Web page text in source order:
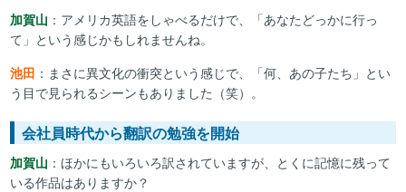
加賀山 ：アメリカ英語をしゃべるだけで、「あなたどっかに行っ
て」という感じかもしれませんね。
池田 ：まさに異文化の衝突という感じで、「何、あの子たち」とい
う目で見られるシーンもありました（笑）。
会社員時代から翻訳の勉強を開始
加賀山 ：ほかにもいろいろ訳されていますが、とくに記憶に残って
いる作品はありますか？